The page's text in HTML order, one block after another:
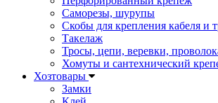
Саморезы, шурупы
Скобы для крепления кабеля и
Такелаж
Тросы, цепи, веревки,
Хомуты и сантехнический
Хозтовары
Замки